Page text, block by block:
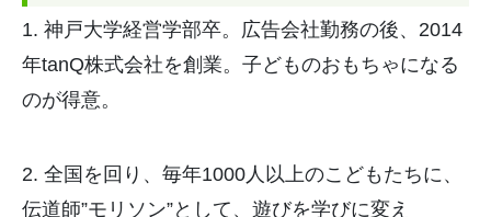
1. 神戸大学経営学部卒。広告会社勤務の後、2014
年tanQ株式会社を創業。子どものおもちゃになる
のが得意。
2. 全国を回り、毎年1000人以上のこどもたちに、
伝道師”モリソン”として、遊びを学びに変え